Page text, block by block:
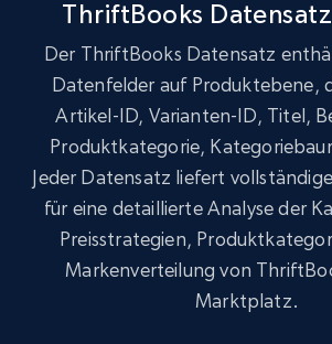
Target
URL, Product id, Title, Product
Rating, Reviews count, Initial price,
and more.
eCommerce
1.3K+ 176+
ThriftBooks
Der ThriftBooks Datensatz
Datenfelder auf Produktebene,
Artikel-ID, Varianten-ID, Titel,
Produktkategorie,
Jeder Datensatz liefert
für eine detaillierte Analyse der
Preisstrategien,
Markenverteilung von
Marktplatz.